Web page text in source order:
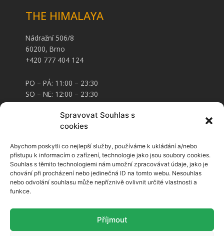
Spravovat Souhlas s
cookies
Abychom poskytli co nejlepší služby, používáme k ukládání a/nebo
přístupu k informacím o zařízení, technologie jako jsou soubory cookies.
Souhlas s těmito technologiemi nám umožní zpracovávat údaje, jako je
chování při procházení nebo jedinečná ID na tomto webu. Nesouhlas
nebo odvolání souhlasu může nepříznivě ovlivnit určité vlastnosti a
funkce.
Příjmout
THE HIMALAYA
Nádražní 506/8
60200, Brno
+420 777 404 124
PO – PÁ: 11:00 – 23:30
SO – NE: 12:00 – 23:30
KARTY A STRAVENKY
Stravenky
Stravenkové karty
Platební karty
SLEDUJTE NÁS
a
n